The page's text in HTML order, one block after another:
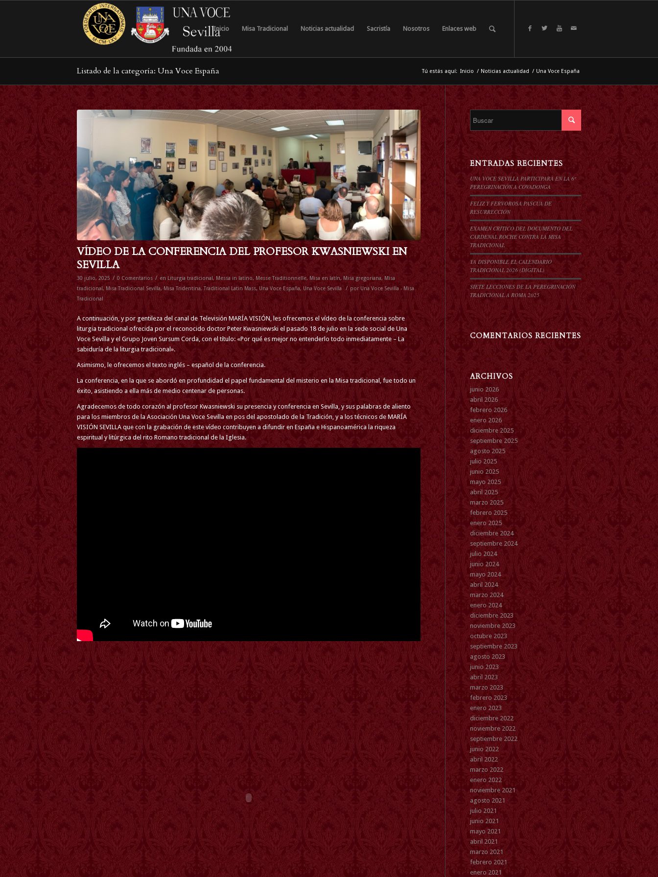
Inicio Misa Tradicional Noticias actualidad Sacristía Nosotros Enlaces web
Listado de la categoría: Una Voce España Tú estás aquí: Inicio / Noticias actualidad / Una Voce España
VÍDEO DE LA CONFERENCIA DEL PROFESOR KWASNIEWSKI EN
SEVILLA
30 julio, 2025 / 0 Comentarios / en Liturgia tradicional, Messa in latino, Messe Traditionnelle, Misa en latín, Misa gregoriana, Misa
tradicional, Misa Tradicional Sevilla, Misa Tridentina, Traditional Latin Mass, Una Voce España, Una Voce Sevilla / por Una Voce Sevilla - Misa
Tradicional
A continuación, y por gentileza del canal de Televisión MARÍA VISIÓN, les ofrecemos el vídeo de la conferencia sobre
liturgia tradicional ofrecida por el reconocido doctor Peter Kwasniewski el pasado 18 de julio en la sede social de Una
Voce Sevilla y el Grupo Joven Sursum Corda, con el título: «Por qué es mejor no entenderlo todo inmediatamente – La
sabiduría de la liturgia tradicional».
Asimismo, le ofrecemos el texto inglés – español de la conferencia.
La conferencia, en la que se abordó en profundidad el papel fundamental del misterio en la Misa tradicional, fue todo un
éxito, asistiendo a ella más de medio centenar de personas.
Agradecemos de todo corazón al profesor Kwasniewski su presencia y conferencia en Sevilla, y sus palabras de aliento
para los miembros de la Asociación Una Voce Sevilla en pos del apostolado de la Tradición, y a los técnicos de MARÍA
VISIÓN SEVILLA que con la grabación de este vídeo contribuyen a difundir en España e Hispanoamérica la riqueza
espiritual y litúrgica del rito Romano tradicional de la Iglesia.
ENTRADAS RECIENTES
UNA VOCE SEVILLA PARTICIPARÁ EN LA 6º
PEREGRINACIÓN A COVADONGA
FELIZ Y FERVOROSA PASCUA DE
RESURRECCIÓN
EXAMEN CRÍTICO DEL DOCUMENTO DEL
CARDENAL ROCHE CONTRA LA MISA
TRADICIONAL
YA DISPONIBLE EL CALENDARIO
TRADICIONAL 2026 (DIGITAL)
SIETE LECCIONES DE LA PEREGRINACIÓN
TRADICIONAL A ROMA 2025
COMENTARIOS RECIENTES
ARCHIVOS
junio 2026
abril 2026
febrero 2026
enero 2026
diciembre 2025
septiembre 2025
agosto 2025
julio 2025
junio 2025
mayo 2025
abril 2025
marzo 2025
febrero 2025
enero 2025
diciembre 2024
septiembre 2024
julio 2024
junio 2024
mayo 2024
abril 2024
marzo 2024
enero 2024
diciembre 2023
noviembre 2023
octubre 2023
septiembre 2023
agosto 2023
junio 2023
abril 2023
marzo 2023
febrero 2023
enero 2023
diciembre 2022
noviembre 2022
septiembre 2022
junio 2022
abril 2022
marzo 2022
enero 2022
noviembre 2021
agosto 2021
julio 2021
junio 2021
mayo 2021
abril 2021
marzo 2021
febrero 2021
enero 2021